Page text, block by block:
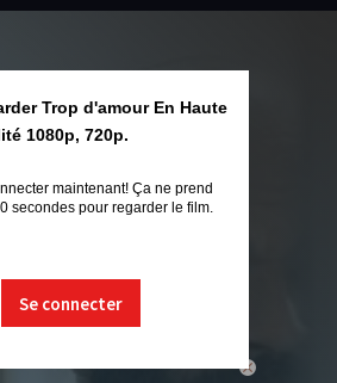
close
Trop d'amour En Haute
1080p, 720p.
maintenant! Ça ne prend
secondes pour regarder le film.
Se connecter